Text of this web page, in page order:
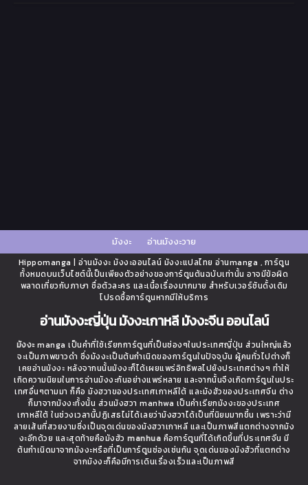
มังงะ อ่านมังงะวาย
Hippomanga | อ่านมังงะ มังงะออนไลน์ มังงะแปลไทย อ่านmanga , การ์ตูน
ทั้งหมดบนเว็บไซต์นี้เป็นเพียงตัวอย่างของการ์ตูนต้นฉบับเท่านั้น อาจมีข้อผิด
พลาดเกี่ยวกับภาษา ชื่อตัวละคร และเนื้อเรื่องมากมาย สำหรับเวอร์ชันดั้งเดิม
โปรดซื้อการ์ตูนหากมีให้บริการ
อ่านมังงะญี่ปุ่น มังงะเกาหลี มังงะจีน ออนไลน์
มังงะmanga เป็นคำที่ใช้เรียกการ์ตูนที่เป็นช่องๆในประเทศญี่ปุ่น ส่วนใหญ่แล้ว
จะเป็นภาพขาวดำ ซึ่งมังงะเป็นต้นกำเนิดของการ์ตูนในปัจจุบัน ผู้คนทั่วไปต่างก็
เคยอ่านมังงะ หลังจากนนั้นมังงะก็ได้เผยแพร่อิทธิพลไปยังประเทศต่างๆ ทำให้
เกิดความนิยมในการอ่านมังงะกันอย่างแพร่หลาย และจากนั้นจึงเกิดการ์ตูนในประ
เทศอื่นๆตามมา ก็คือ มังฮวาของประเทศเกาหลีใต้ และมังฮัวของประเทศจีน ต่าง
ก็มาจากมังงะทั้งนั้น ส่วนมังฮวา manhwa เป็นคำเรียกมังงะของประเทศ
เกาหลีใต้ ในช่วงเวลานี้ปฏิเสธไม่ได้เลยว่ามังฮวาได้เป็นที่นิยมมากขึ้น เพราะว่ามี
ลายเส้นที่สวยงามซึ่งเป็นจุดเด่นของมังฮวาเกาหลี และเป็นภาพสีแตกต่างจากมัง
งะอีกด้วย และสุดท้ายคือมังฮัว manhua คือการ์ตูนที่ได้เกิดขึ้นที่ประเทศจีน มี
ต้นกำเนิดมาจากมังงะหรือที่เป็นการ์ตูนช่องเช่นกัน จุดเด่นของมังฮัวที่แตกต่าง
จากมังงะก็คือมีการเดินเรื่องเร็วและเป็นภาพสี